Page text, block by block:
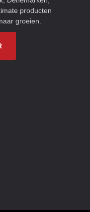
producten
groeien.